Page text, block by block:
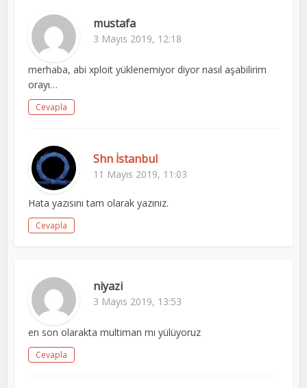
mustafa
3 Mayıs 2019, 12:18
merhaba, abi xploit yüklenemiyor diyor nasıl aşabilirim
orayı…
Cevapla
Shn İstanbul
11 Mayıs 2019, 11:03
Hata yazısını tam olarak yazınız.
Cevapla
niyazi
3 Mayıs 2019, 13:53
en son olarakta multiman mı yülüyoruz
Cevapla